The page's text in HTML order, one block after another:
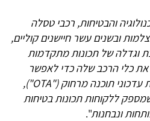
והבטיחות, רכבי טסלה
ובשנים עשר חיישנים קוליים,
וגדלה של תכונות מתקדמות
כלי הרכב שלה כדי לאפשר
שיפורים מתמשכים באמצעות עדכוני תוכנה מרחוק ("OTA"),
ללקוחות תכונות בטיחות
ונבחנות".